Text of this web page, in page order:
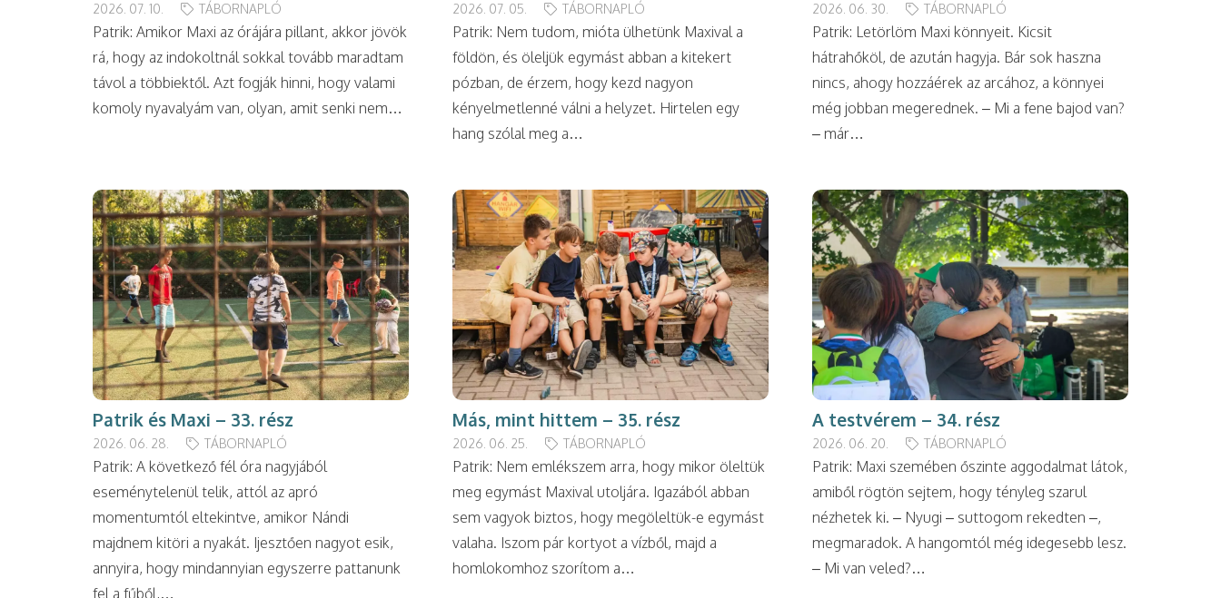
2026. 07. 10. TÁBORNAPLÓ
Patrik: Amikor Maxi az órájára pillant, akkor jövök
rá, hogy az indokoltnál sokkal tovább maradtam
távol a többiektől. Azt fogják hinni, hogy valami
komoly nyavalyám van, olyan, amit senki nem…
2026. 07. 05. TÁBORNAPLÓ
Patrik: Nem tudom, mióta ülhetünk Maxival a
földön, és öleljük egymást abban a kitekert
pózban, de érzem, hogy kezd nagyon
kényelmetlenné válni a helyzet. Hirtelen egy
hang szólal meg a…
2026. 06. 30. TÁBORNAPLÓ
Patrik: Letörlöm Maxi könnyeit. Kicsit
hátrahőköl, de azután hagyja. Bár sok haszna
nincs, ahogy hozzáérek az arcához, a könnyei
még jobban megerednek. – Mi a fene bajod van?
– már…
Patrik és Maxi – 33. rész
2026. 06. 28. TÁBORNAPLÓ
Patrik: A következő fél óra nagyjából
eseménytelenül telik, attól az apró
momentumtól eltekintve, amikor Nándi
majdnem kitöri a nyakát. Ijesztően nagyot esik,
annyira, hogy mindannyian egyszerre pattanunk
fel a fűből,…
Más, mint hittem – 35. rész
2026. 06. 25. TÁBORNAPLÓ
Patrik: Nem emlékszem arra, hogy mikor öleltük
meg egymást Maxival utoljára. Igazából abban
sem vagyok biztos, hogy megöleltük-e egymást
valaha. Iszom pár kortyot a vízből, majd a
homlokomhoz szorítom a…
A testvérem – 34. rész
2026. 06. 20. TÁBORNAPLÓ
Patrik: Maxi szemében őszinte aggodalmat látok,
amiből rögtön sejtem, hogy tényleg szarul
nézhetek ki. – Nyugi – suttogom rekedten –,
megmaradok. A hangomtól még idegesebb lesz.
– Mi van veled?…